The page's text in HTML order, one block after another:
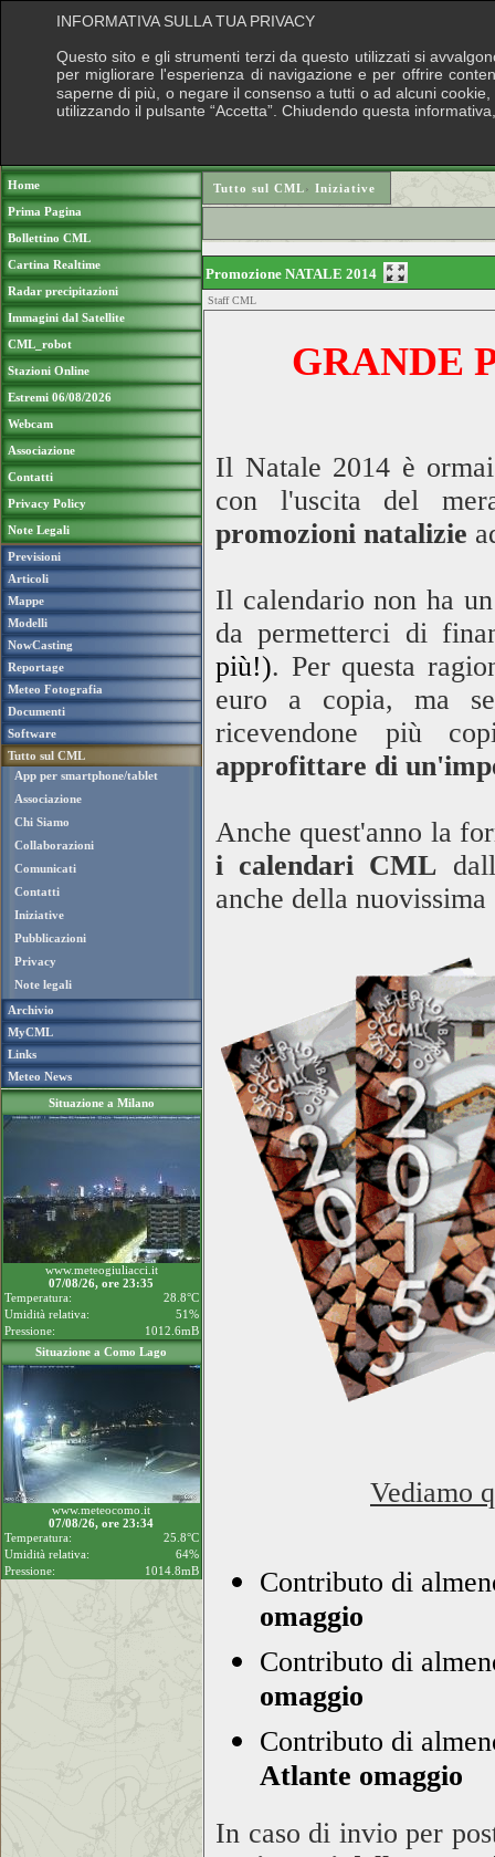
Home
Prima Pagina
Bollettino CML
Cartina Realtime
Radar precipitazioni
Immagini dal Satellite
CML_robot
Stazioni Online
Estremi 06/08/2026
Webcam
Associazione
Contatti
Privacy Policy
Note Legali
Previsioni
Articoli
Mappe
Modelli
NowCasting
Reportage
Meteo Fotografia
Documenti
Software
Tutto sul CML
App per smartphone/tablet
Associazione
Chi Siamo
Collaborazioni
Comunicati
Contatti
Iniziative
Pubblicazioni
Privacy
Note legali
Archivio
MyCML
Links
Meteo News
Situazione a Milano
www.meteogiuliacci.it
07/08/26, ore 23:35
Temperatura:
28.8°C
Umidità relativa:
51%
Pressione:
1012.6mB
Situazione a Como Lago
www.meteocomo.it
07/08/26, ore 23:34
Temperatura:
25.8°C
Umidità relativa:
64%
Pressione:
1014.8mB
Tutto sul CML› Iniziative
Promozione NATALE 2014
Staff CML
GRANDE
Il Natale 2014 è
con l'uscita del
promozioni natalizie
Il calendario non ha
da permetterci di
più!). Per questa
euro a copia, ma
ricevendone più
approfittare di
Anche quest'anno la
i calendari CML
anche della
Vediamo
Contributo di
omaggio
Contributo di
omaggio
Contributo di
Atlante omaggio
In caso di invio per
INFORMATIVA SULLA TUA PRIVACY
Questo sito e gli strumenti terzi da questo utilizzati si
per migliorare l'esperienza di navigazione e per offrire
saperne di più, o negare il consenso a tutti o ad alcuni
utilizzando il pulsante “Accetta”. Chiudendo questa